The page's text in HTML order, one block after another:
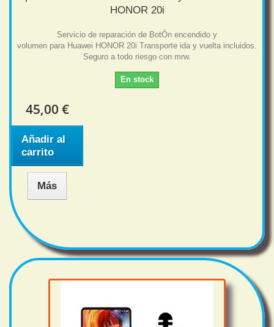
HONOR 20i
Servicio de reparación de BotÓn encendido y
volumen para Huawei HONOR 20i Transporte ida y vuelta incluidos.
Seguro a todo riesgo con mrw.
En stock
45,00 €
Añadir al
carrito
Más